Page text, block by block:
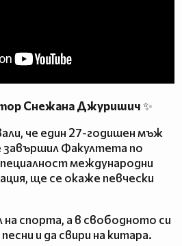
Снежана Джуришич✨
че един 27-годишен мъж
Факултета по
международни
ще се окаже певчески
спорта, а в свободното си
и да свири на китара.